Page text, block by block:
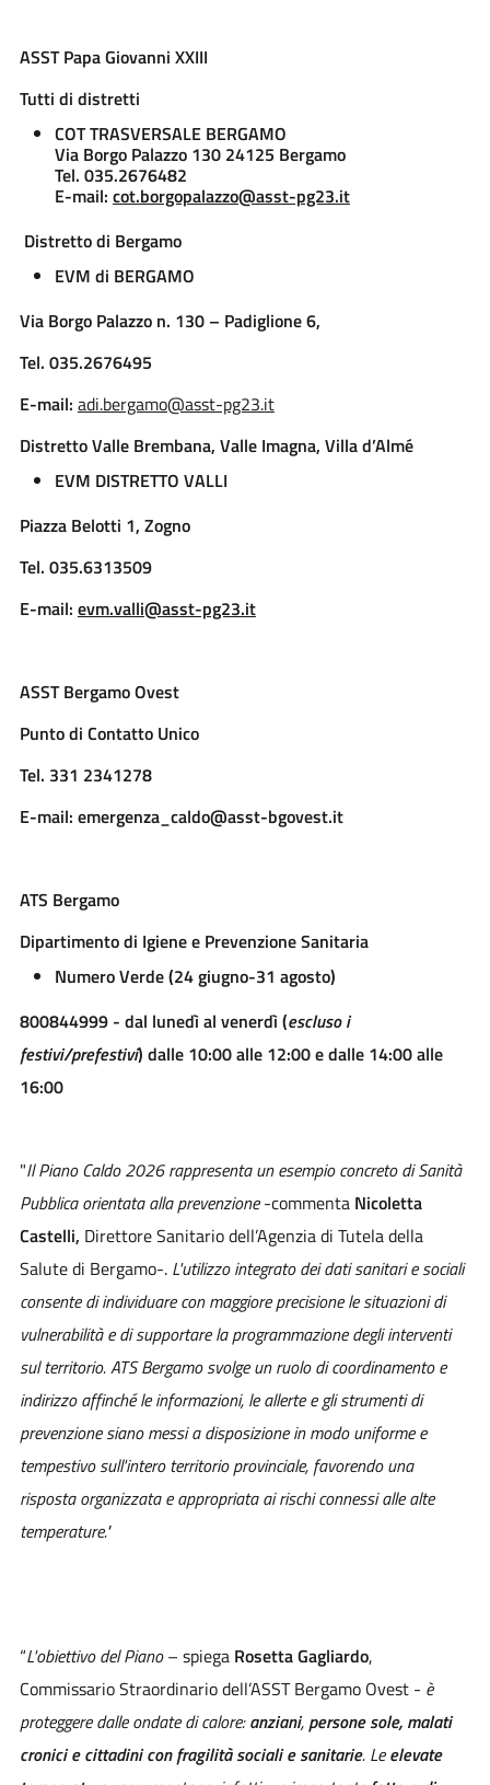
ASST Papa Giovanni XXIII
Tutti di distretti
COT TRASVERSALE BERGAMO
Via Borgo Palazzo 130 24125 Bergamo
Tel. 035.2676482
E-mail: cot.borgopalazzo@asst-pg23.it
Distretto di Bergamo
EVM di BERGAMO
Via Borgo Palazzo n. 130 – Padiglione 6,
Tel. 035.2676495
E-mail: adi.bergamo@asst-pg23.it
Distretto Valle Brembana, Valle Imagna, Villa d’Almé
EVM DISTRETTO VALLI
Piazza Belotti 1, Zogno
Tel. 035.6313509
E-mail: evm.valli@asst-pg23.it
ASST Bergamo Ovest
Punto di Contatto Unico
Tel. 331 2341278
E-mail: emergenza_caldo@asst-bgovest.it
ATS Bergamo
Dipartimento di Igiene e Prevenzione Sanitaria
Numero Verde (24 giugno-31 agosto)
800844999 - dal lunedì al venerdì (escluso i
festivi/prefestivi) dalle 10:00 alle 12:00 e dalle 14:00 alle
16:00
"Il Piano Caldo 2026 rappresenta un esempio concreto di Sanità
Pubblica orientata alla prevenzione-commenta Nicoletta
Castelli, Direttore Sanitario dell’Agenzia di Tutela della
Salute di Bergamo-. L'utilizzo integrato dei dati sanitari e sociali
consente di individuare con maggiore precisione le situazioni di
vulnerabilità e di supportare la programmazione degli interventi
sul territorio. ATS Bergamo svolge un ruolo di coordinamento e
indirizzo affinché le informazioni, le allerte e gli strumenti di
prevenzione siano messi a disposizione in modo uniforme e
tempestivo sull'intero territorio provinciale, favorendo una
risposta organizzata e appropriata ai rischi connessi alle alte
temperature."
“L'obiettivo del Piano– spiega Rosetta Gagliardo,
Commissario Straordinario dell’ASST Bergamo Ovest - è
proteggere dalle ondate di calore:anziani,persone sole, malati
cronici e cittadini con fragilitàsociali e sanitarie. Leelevate